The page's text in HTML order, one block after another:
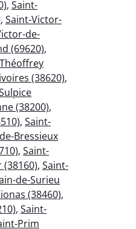
, Saint-
, Saint-Victor-
de-
(69620),
(38620),
(38200),
, Saint-
Bressieux
, Saint-
(38160), Saint-
de-Surieu
(38460),
, Saint-
Prim